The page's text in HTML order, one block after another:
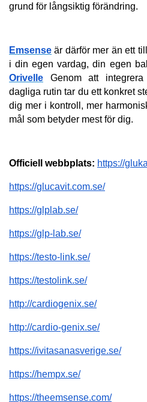
grund för långsiktig förändring.
Emsense är därför mer än ett
Orivelle Genom att
dagliga rutin tar du ett konkret
dig mer i kontroll, mer
mål som betyder mest för dig.
Officiell webbplats: https://
https://glucavit.com.se/
https://glplab.se/
https://glp-lab.se/
https://testo-link.se/
https://testolink.se/
http://cardiogenix.se/
http://cardio-genix.se/
https://ivitasanasverige.se/
https://hempx.se/
https://theemsense.com/